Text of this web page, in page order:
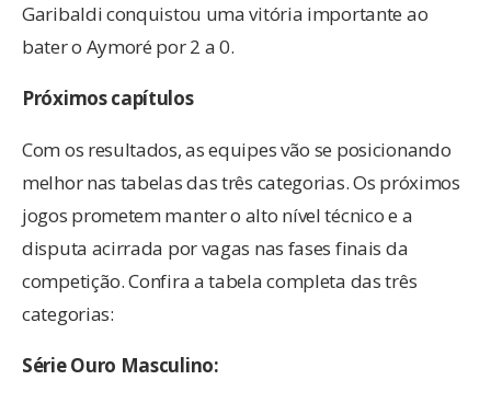
Garibaldi conquistou uma vitória importante ao
bater o Aymoré por 2 a 0.
Próximos capítulos
Com os resultados, as equipes vão se posicionando
melhor nas tabelas das três categorias. Os próximos
jogos prometem manter o alto nível técnico e a
disputa acirrada por vagas nas fases finais da
competição. Confira a tabela completa das três
categorias:
Série Ouro Masculino: